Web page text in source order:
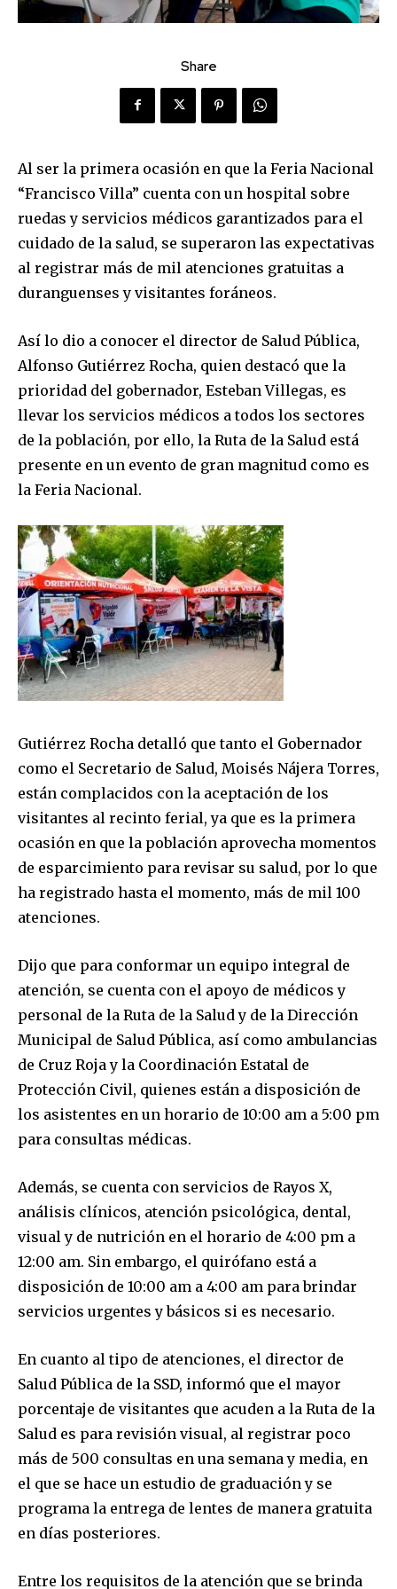
Share
Al ser la primera ocasión en que la Feria Nacional
“Francisco Villa” cuenta con un hospital sobre
ruedas y servicios médicos garantizados para el
cuidado de la salud, se superaron las expectativas
al registrar más de mil atenciones gratuitas a
duranguenses y visitantes foráneos.
Así lo dio a conocer el director de Salud Pública,
Alfonso Gutiérrez Rocha, quien destacó que la
prioridad del gobernador, Esteban Villegas, es
llevar los servicios médicos a todos los sectores
de la población, por ello, la Ruta de la Salud está
presente en un evento de gran magnitud como es
la Feria Nacional.
Gutiérrez Rocha detalló que tanto el Gobernador
como el Secretario de Salud, Moisés Nájera Torres,
están complacidos con la aceptación de los
visitantes al recinto ferial, ya que es la primera
ocasión en que la población aprovecha momentos
de esparcimiento para revisar su salud, por lo que
ha registrado hasta el momento, más de mil 100
atenciones.
Dijo que para conformar un equipo integral de
atención, se cuenta con el apoyo de médicos y
personal de la Ruta de la Salud y de la Dirección
Municipal de Salud Pública, así como ambulancias
de Cruz Roja y la Coordinación Estatal de
Protección Civil, quienes están a disposición de
los asistentes en un horario de 10:00 am a 5:00 pm
para consultas médicas.
Además, se cuenta con servicios de Rayos X,
análisis clínicos, atención psicológica, dental,
visual y de nutrición en el horario de 4:00 pm a
12:00 am. Sin embargo, el quirófano está a
disposición de 10:00 am a 4:00 am para brindar
servicios urgentes y básicos si es necesario.
En cuanto al tipo de atenciones, el director de
Salud Pública de la SSD, informó que el mayor
porcentaje de visitantes que acuden a la Ruta de la
Salud es para revisión visual, al registrar poco
más de 500 consultas en una semana y media, en
el que se hace un estudio de graduación y se
programa la entrega de lentes de manera gratuita
en días posteriores.
Entre los requisitos de la atención que se brinda